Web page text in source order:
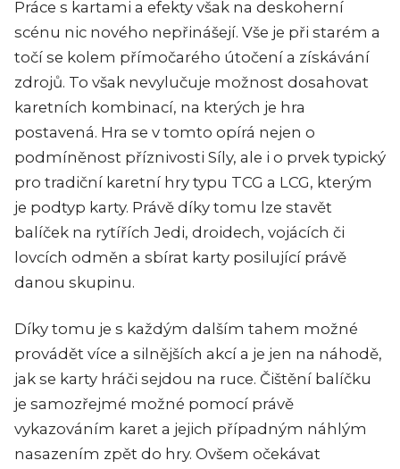
Práce s kartami a efekty však na deskoherní
scénu nic nového nepřinášejí. Vše je při starém a
točí se kolem přímočarého útočení a získávání
zdrojů. To však nevylučuje možnost dosahovat
karetních kombinací, na kterých je hra
postavená. Hra se v tomto opírá nejen o
podmíněnost příznivosti Síly, ale i o prvek typický
pro tradiční karetní hry typu TCG a LCG, kterým
je podtyp karty. Právě díky tomu lze stavět
balíček na rytířích Jedi, droidech, vojácích či
lovcích odměn a sbírat karty posilující právě
danou skupinu.
Díky tomu je s každým dalším tahem možné
provádět více a silnějších akcí a je jen na náhodě,
jak se karty hráči sejdou na ruce. Čištění balíčku
je samozřejmé možné pomocí právě
vykazováním karet a jejich případným náhlým
nasazením zpět do hry. Ovšem očekávat